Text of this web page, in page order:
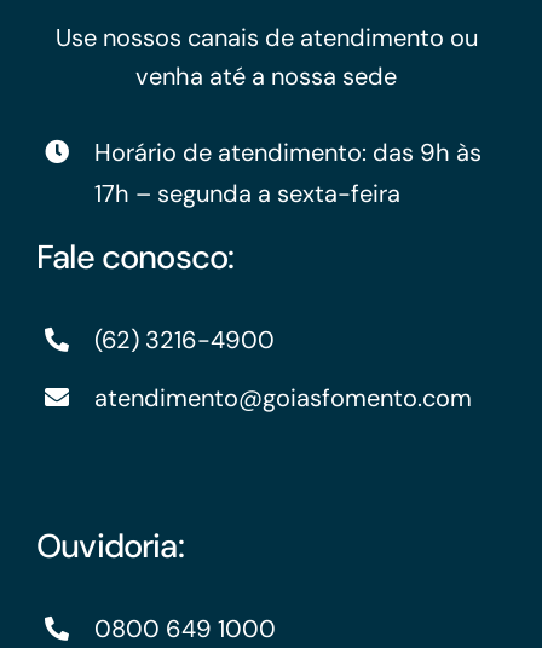
Use nossos canais de atendimento ou
venha até a nossa sede
Horário de atendimento: das 9h às
17h – segunda a sexta-feira
Fale conosco:
(62) 3216-4900
atendimento@goiasfomento.com
Ouvidoria:
0800 649 1000